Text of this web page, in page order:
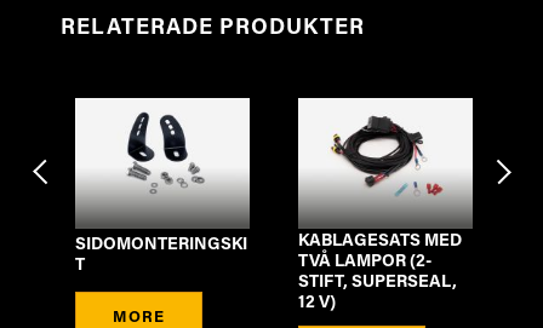
RELATERADE PRODUKTER
MORE
SIDOMONTERINGSKI
T
KABLAGESATS MED
TVÅ LAMPOR (2-
STIFT, SUPERSEAL,
12 V)